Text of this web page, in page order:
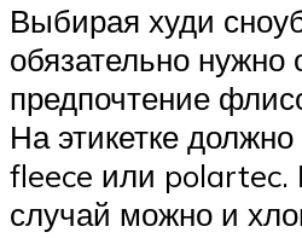
Выбирая худи
обязательно нужно
предпочтение
На этикетке
fleece или polartec.
случай можно и